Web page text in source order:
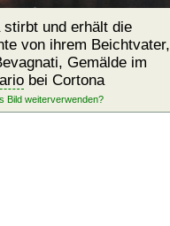
stirbt und erhält die
von ihrem Beichtvater,
Gemälde im
bei Cortona